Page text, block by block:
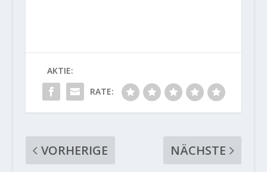
AKTIE:
RATE:
VORHERIGE
NÄCHSTE